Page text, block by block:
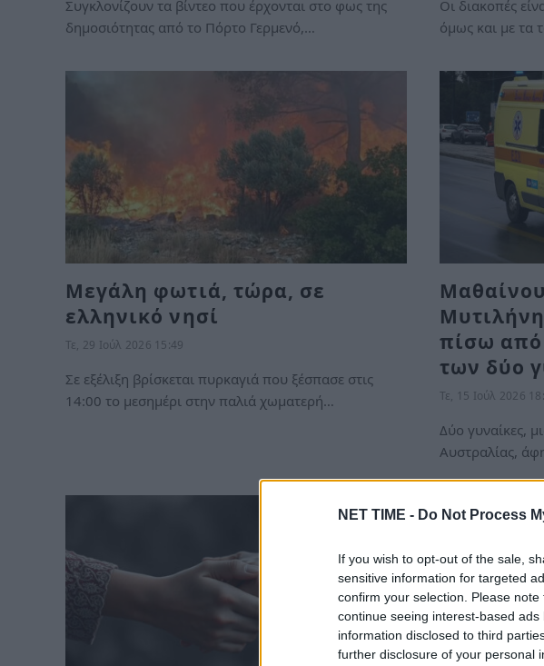
NET TIME - Do Not Process
If you wish to opt-out of the sale,
sensitive information for targeted
confirm your selection. Please
continue seeing interest-based
information disclosed to third
further disclosure of your personal
Συγκλονίζουν τα βίντεο που έρχονται στο φως της
δημοσιότητας από το Πόρτο Γερμενό,…
Οι διακοπές
όμως και με τα
Μεγάλη φωτιά, τώρα, σε
ελληνικό νησί
Τε, 29 Ιούλ 2026 15:49
Σε εξέλιξη βρίσκεται πυρκαγιά που ξέσπασε στις
14:00 το μεσημέρι στην παλιά χωματερή…
πίσω από
των δύο
Τε, 15 Ιούλ 2026
Δύο γυναίκες,
Αυστραλίας,